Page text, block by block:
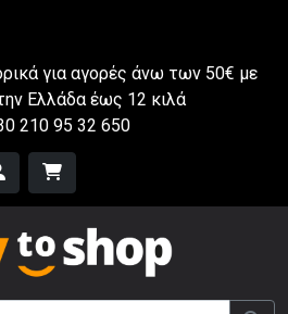
για αγορές άνω των 50€ με
Ελλάδα έως 12 κιλά
210 95 32 650